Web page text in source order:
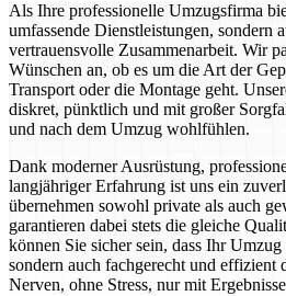
Als Ihre professionelle Umzugsfirma
umfassende Dienstleistungen, sondern
vertrauensvolle Zusammenarbeit. Wir
Wünschen an, ob es um die Art der
Transport oder die Montage geht.
diskret, pünktlich und mit großer
und nach dem Umzug wohlfühlen.
Dank moderner Ausrüstung,
langjähriger Erfahrung ist uns ein
übernehmen sowohl private als auch
garantieren dabei stets die gleiche
können Sie sicher sein, dass Ihr
sondern auch fachgerecht und
Nerven, ohne Stress, nur mit